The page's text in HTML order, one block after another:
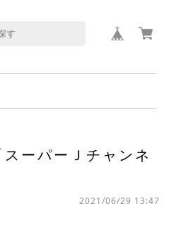
ーパーＪチャンネ
2021/06/29 13:47